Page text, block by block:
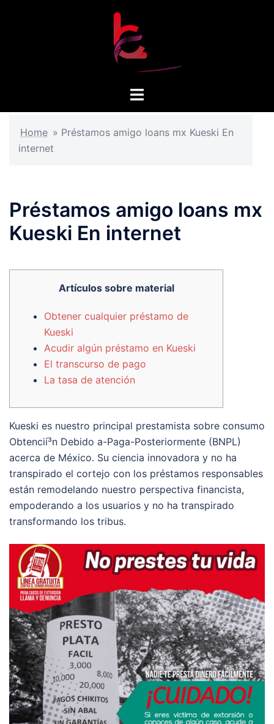
Toggle
Home » Préstamos amigo loans mx Kueski En
internet
Préstamos amigo loans mx
Kueski En internet
Artículos sobre material
Obtener cualquier préstamo de
Kueski
Acudir algún préstamo en Kueski
El transcurso de pago
La tasa de atención
Kueski es nuestro principal prestamista sobre consumo
Obtencií³n Debido a-Paga-Posteriormente (BNPL)
acerca de México. Su ciencia innovadora y no ha
transpirado el cortejo con los préstamos responsables
están remodelando nuestro perspectiva financista,
empoderando a los usuarios y no ha transpirado
transformando los tribus.